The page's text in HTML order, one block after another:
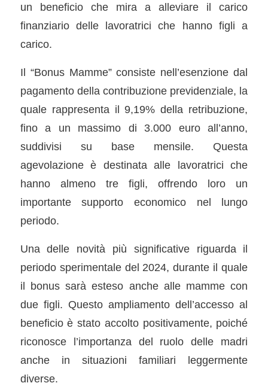
un beneficio che mira a alleviare il carico
finanziario delle lavoratrici che hanno figli a
carico.
Il “Bonus Mamme” consiste nell’esenzione dal
pagamento della contribuzione previdenziale, la
quale rappresenta il 9,19% della retribuzione,
fino a un massimo di 3.000 euro all’anno,
suddivisi su base mensile. Questa
agevolazione è destinata alle lavoratrici che
hanno almeno tre figli, offrendo loro un
importante supporto economico nel lungo
periodo.
Una delle novità più significative riguarda il
periodo sperimentale del 2024, durante il quale
il bonus sarà esteso anche alle mamme con
due figli. Questo ampliamento dell’accesso al
beneficio è stato accolto positivamente, poiché
riconosce l’importanza del ruolo delle madri
anche in situazioni familiari leggermente
diverse.